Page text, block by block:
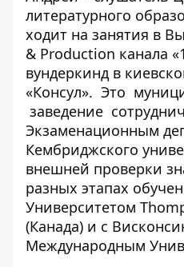
литературного
ходит на занятия в
& Production канала
вундеркинд в
«Консул». Это
заведение
Экзаменационным
Кембриджского
внешней проверки
разных этапах
Университетом
(Канада) и с
Международным